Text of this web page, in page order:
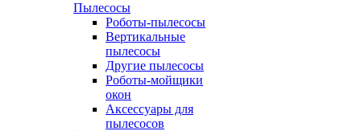
Пылесосы
Роботы-пылесосы
Вертикальные
пылесосы
Другие пылесосы
Роботы-мойщики
окон
Аксессуары для
пылесосов